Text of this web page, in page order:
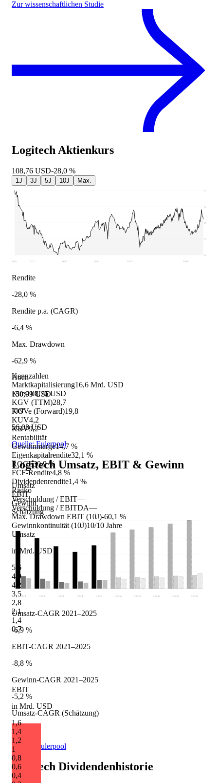
Kennzahlen
Marktkapitalisierung16,6 Mrd. USD
Kurs108,76 USD
KGV (TTM)28,7
KGVe (Forward)19,8
KUV4,2
KBV9,2
Rentabilität
Gewinnmarge14,7 %
Eigenkapitalrendite32,1 %
ROCE30,9 %
FCF-Rendite4,8 %
Dividendenrendite1,4 %
Risiko
Verschuldung / EBIT—
Verschuldung / EBITDA—
Max. Drawdown EBIT (10J)-60,1 %
Gewinnkontinuität (10J)10/10 Jahre
Umsatz
in Mrd. USD
5,6
4,9
4,2
3,5
2,8
2,1
1,4
0,7
EBIT
in Mrd. USD
1,6
1,4
1,2
1
0,8
0,6
0,4
Zur wissenschaftlichen Studie
Logitech Aktienkurs
108,76 USD-28,0 %
1J 3J 5J 10J Max.
56,08
79,81
103,53
127,26
150,99
2021 2022 2023 2024 2025 2026
Rendite
-28,0 %
Rendite p.a. (CAGR)
-6,4 %
Max. Drawdown
-62,9 %
Hoch
150,99 USD
Tief
56,08 USD
Quelle: Eulerpool
Logitech Umsatz, EBIT & Gewinn
Umsatz
EBIT
Gewinn
Schätzung
2021 2022 2023 2024 2025 2026 e 2027 e 2028 e 2029 e 2030e
Umsatz-CAGR 2021–2025
-6,9 %
EBIT-CAGR 2021–2025
-8,8 %
Gewinn-CAGR 2021–2025
-5,2 %
Umsatz-CAGR (Schätzung)
+9,6 %
Quelle: Eulerpool
Logitech Dividendenhistorie